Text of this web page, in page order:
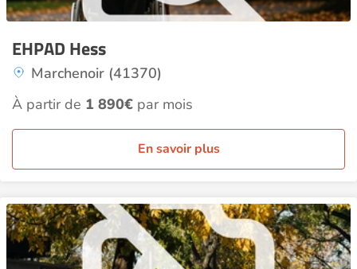
EHPAD Hess
Marchenoir (41370)
À partir de 1 890€ par mois
En savoir plus